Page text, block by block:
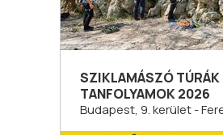
SZIKLAMÁSZÓ TÚRÁK
TANFOLYAMOK 2026
Budapest, 9. kerület -